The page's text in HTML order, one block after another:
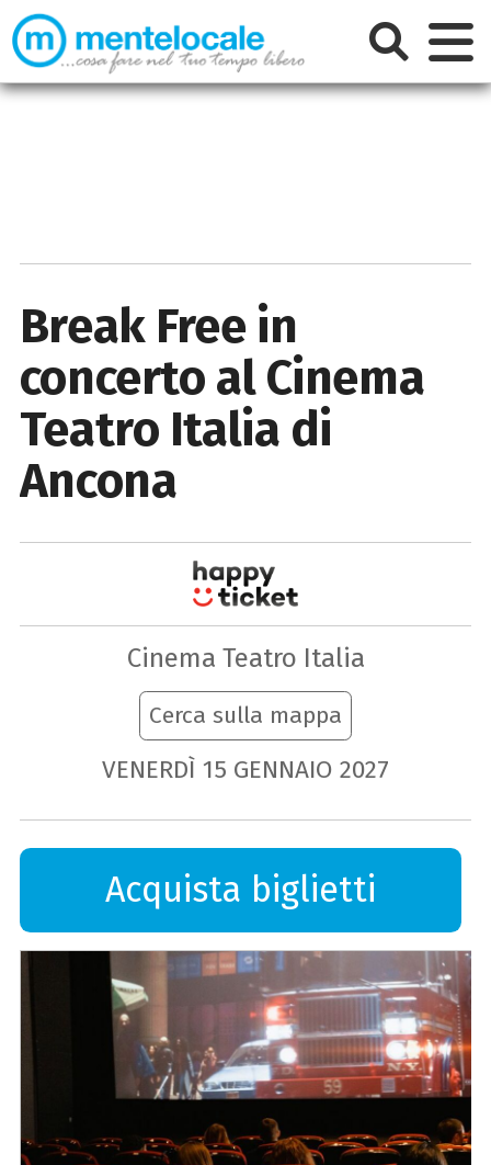
Break Free in
concerto al Cinema
Teatro Italia di
Ancona
Cinema Teatro Italia
Cerca sulla mappa
VENERDÌ 15 GENNAIO 2027
Acquista biglietti